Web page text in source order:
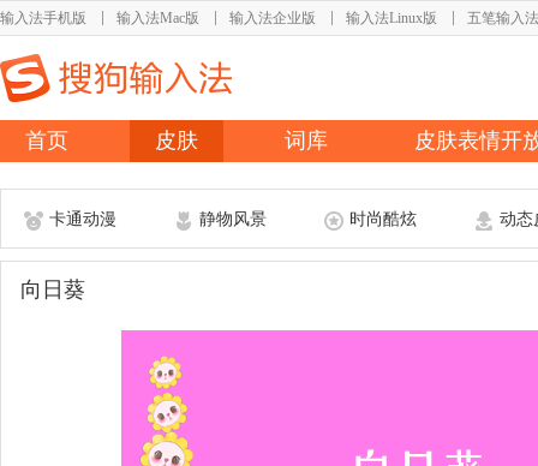
输入法手机版 输入法Mac版 输入法企业版 输入法Linux版 五笔输入法
首页 皮肤 词库 皮肤表情开
卡通动漫 静物风景 时尚酷炫 动态
向日葵